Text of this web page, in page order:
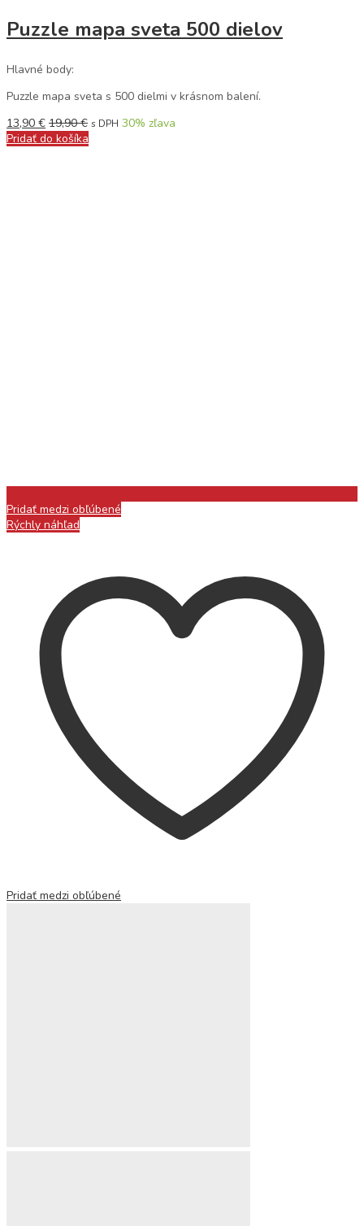
Puzzle mapa sveta 500 dielov
Hlavné body:
Puzzle mapa sveta s 500 dielmi v krásnom balení.
13,90 € 19,90€ s DPH 30% zľava
Pridať do košíka
Pridať medzi obľúbené
Rýchly náhľad
Pridať medzi obľúbené